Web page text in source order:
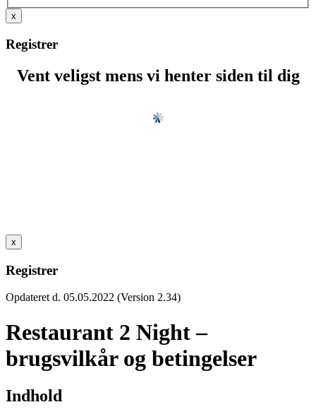
x
Registrer
Vent veligst mens vi henter siden til dig
x
Registrer
Opdateret d. 05.05.2022 (Version 2.34)
Restaurant 2 Night –
brugsvilkår og betingelser
Indhold